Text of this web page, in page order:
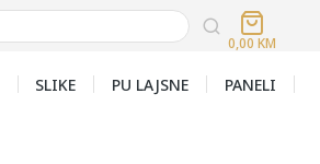
0,00 KM
SLIKE PU LAJSNE PANELI